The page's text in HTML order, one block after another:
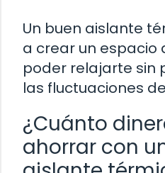
Un buen aislante
a crear un
poder relajarte sin
las fluctuaciones
¿Cuánto
ahorrar con